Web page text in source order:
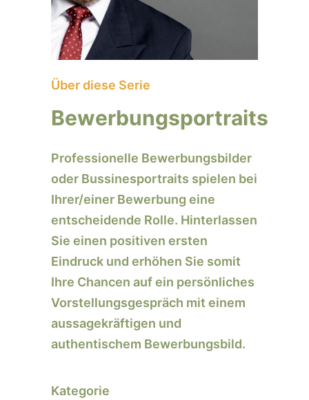
Über diese Serie
Bewerbungsportraits
Professionelle Bewerbungsbilder
oder Bussinesportraits spielen bei
Ihrer/einer Bewerbung eine
entscheidende Rolle. Hinterlassen
Sie einen positiven ersten
Eindruck und erhöhen Sie somit
Ihre Chancen auf ein persönliches
Vorstellungsgespräch mit einem
aussagekräftigen und
authentischem Bewerbungsbild.
Kategorie